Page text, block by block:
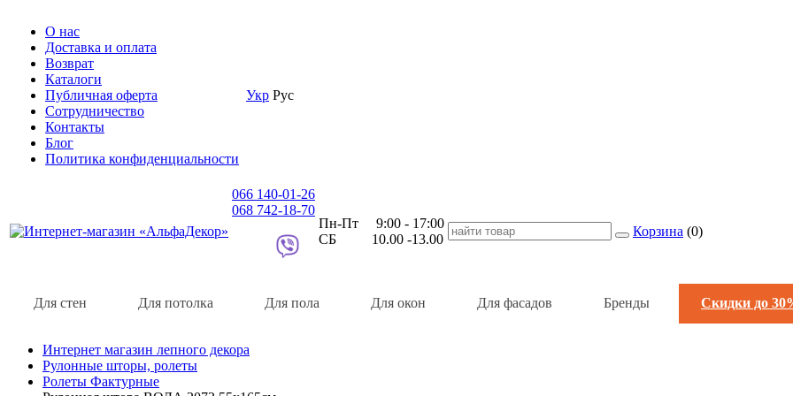
О нас
Доставка и оплата
Возврат
Каталоги
Публичная оферта
Сотрудничество
Контакты
Блог
Политика конфиденциальности
Укр Рус
066 140-01-26
068 742-18-70
Пн-Пт 9:00 - 17:00
СБ 10.00 -13.00
Корзина (0)
Для стен Для потолка Для пола Для окон Для фасадов Бренды Скидки до
Интернет магазин лепного декора
Рулонные шторы, ролеты
Ролеты Фактурные